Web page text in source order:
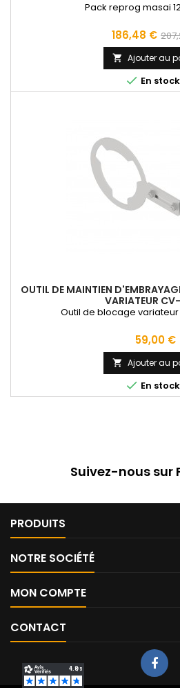
Pack reprog masai
Prix
186,48 € Prix
de
 Ajouter au
 En stock
OUTIL DE MAINTIEN
VARIATEUR
Outil de blocage variateur
Prix
59,00 €
 Ajouter au
 En stock
Suivez-nous sur
PRODUITS
NOTRE SOCIÉTÉ
MON COMPTE
CONTACT